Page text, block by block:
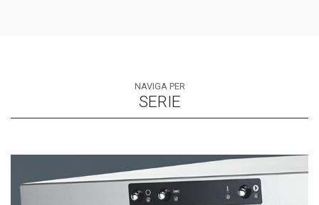
NAVIGA PER
SERIE